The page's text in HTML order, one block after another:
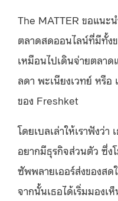
The MATTER ขอแนะ
ตลาดสดออนไลน์ที่มีทั้ง
เหมือนไปเดินจ่ายตลา
ลดา พะเนียงเวทย์ หรื
ของ Freshket
โดยเบลเล่าให้เราฟังว่า
อยากมีธุรกิจส่วนตัว ซึ่ง
ซัพพลายเออร์ส่งของสด
จากนั้นเธอได้เริ่มมองเ